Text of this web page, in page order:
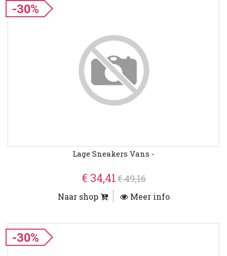
-30%
Lage Sneakers Vans -
€ 34,41€ 49,16
Naar shop Meer info
-30%